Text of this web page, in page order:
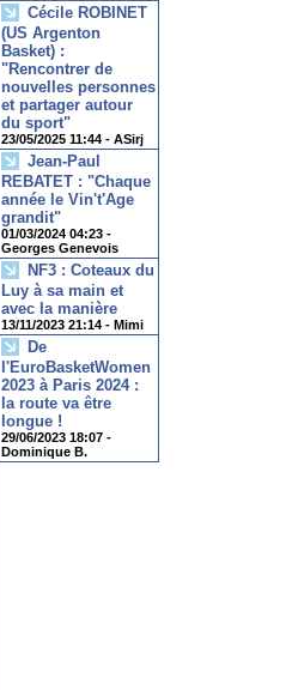
Cécile ROBINET
(US Argenton
Basket) :
"Rencontrer de
nouvelles personnes
et partager autour
du sport"
23/05/2025 11:44 - ASirj
Jean-Paul
REBATET : "Chaque
année le Vin't'Age
grandit"
01/03/2024 04:23 -
Georges Genevois
NF3 : Coteaux du
Luy à sa main et
avec la manière
13/11/2023 21:14 - Mimi
De
l'EuroBasketWomen
2023 à Paris 2024 :
la route va être
longue !
29/06/2023 18:07 -
Dominique B.